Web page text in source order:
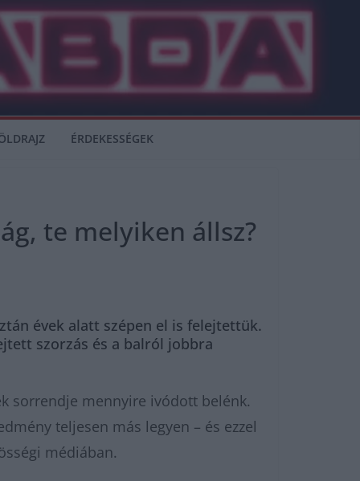
ÉRDEKESSÉGEK
te melyiken állsz?
évek alatt szépen el is felejtettük.
szorzás és a balról jobbra
sorrendje mennyire ivódott belénk.
teljesen más legyen – és ezzel
médiában.